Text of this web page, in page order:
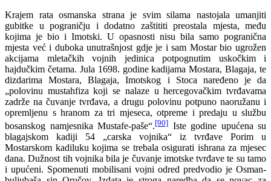
Krajem rata osmanska strana je svim silama nastojala umanjiti
gubitke u pograničju i dodatno zaštititi preostala mjesta, među
kojima je bio i Imotski. U opasnosti nisu bila samo pogranična
mjesta već i duboka unutrašnjost gdje je i sam Mostar bio ugrožen
akcijama mletačkih vojnih jedinica potpognutim uskočkim i
hajdučkim četama. Jula 1698. godine kadijama Mostara, Blagaja, te
dizdarima Mostara, Blagaja, Imotskog i Stoca naređeno je da
„polovinu mustahfiza koji se nalaze u hercegovačkim tvrđavama
zadrže na čuvanje tvrđava, a drugu polovinu potpuno naoružanu i
opremljenu s hranom za tri mjeseca, otpreme i predaju u službu
bosanskog namjesnika Mustafe-paše“.[90] Iste godine upućena su
blagajskom kadiji 54 „carska vojnika“ iz tvrđave Porim u
Mostarskom kadiluku kojima se trebala osigurati ishrana za mjesec
dana. Dužnost tih vojnika bila je čuvanje imotske tvrđave te su tamo
i upućeni. Spomenuti mobilisani vojni odred predvodio je Osman-